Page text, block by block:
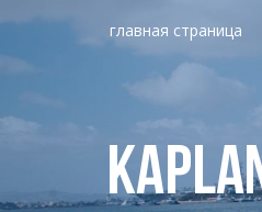
главная страница